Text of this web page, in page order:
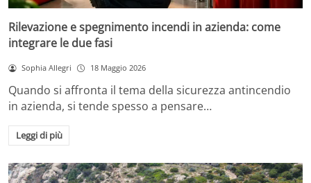
Rilevazione e spegnimento incendi in azienda: come
integrare le due fasi
Sophia Allegri 18 Maggio 2026
Quando si affronta il tema della sicurezza antincendio
in azienda, si tende spesso a pensare…
Leggi di più